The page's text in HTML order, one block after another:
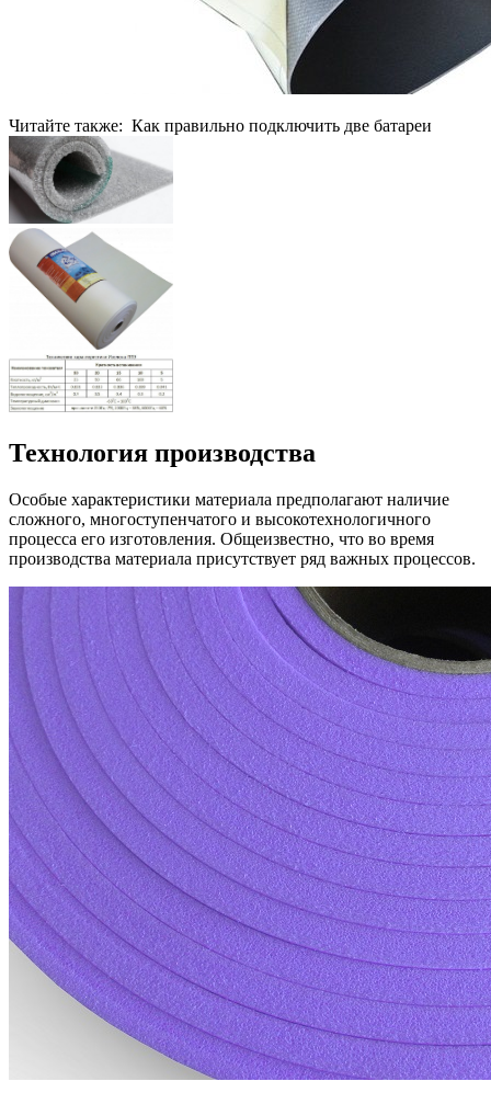
Читайте также: Как правильно подключить две батареи
Технология производства
Особые характеристики материала предполагают наличие
сложного, многоступенчатого и высокотехнологичного
процесса его изготовления. Общеизвестно, что во время
производства материала присутствует ряд важных процессов.